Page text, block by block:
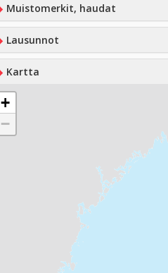
Muistomerkit, haudat
Lausunnot
Kartta
+
−